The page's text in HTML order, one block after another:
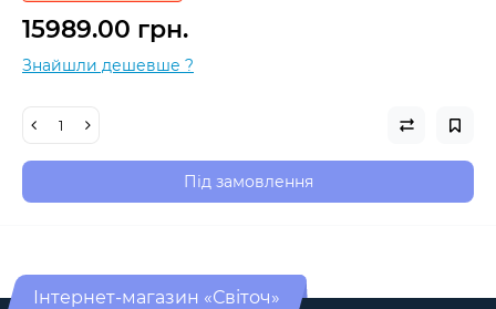
15989.00 грн.
Знайшли дешевше ?
Під замовлення
Інтернет-магазин «Світоч»